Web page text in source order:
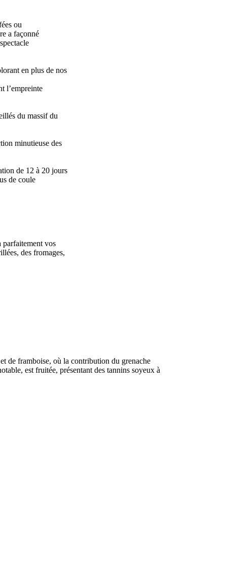
ou
a façonné
en plus de nos
l’empreinte
du massif du
minutieuse des
de 12 à 20 jours
de coule
parfaitement vos
des fromages,
de framboise, où la contribution du grenache
est fruitée, présentant des tannins soyeux à